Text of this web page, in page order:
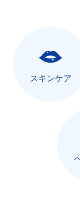
スキンケア